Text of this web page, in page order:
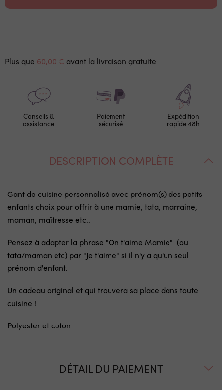
Plus que 60,00 € avant la livraison gratuite
Conseils &
assistance
Paiement
sécurisé
Expédition
rapide 48h
DESCRIPTION COMPLÈTE
Gant de cuisine personnalisé avec prénom(s) des petits
enfants choix pour offrir à une mamie, tata, marraine,
maman, maîtresse etc..
Pensez à adapter la phrase "On t'aime Mamie" (ou
tata/maman etc) par "Je t'aime" si il n'y a qu'un seul
prénom d'enfant.
Un cadeau original et qui trouvera sa place dans toute
cuisine !
Polyester et coton
DÉTAIL DU PAIEMENT